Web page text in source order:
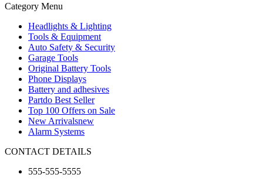
Category Menu
Headlights & Lighting
Tools & Equipment
Auto Safety & Security
Garage Tools
Original Battery Tools
Phone Displays
Battery and adhesives
Partdo Best Seller
Top 100 Offers on Sale
New Arrivalsnew
Alarm Systems
CONTACT DETAILS
555-555-5555